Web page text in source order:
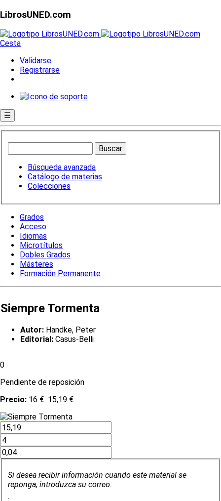
LibrosUNED.com
Cesta
Validarse
Registrarse
☰
Búsqueda avanzada
Catálogo de materias
Colecciones
Grados
Acceso
Idiomas
Microtítulos
Dobles Grados
Másteres
Formación Permanente
Siempre Tormenta
Autor: Handke, Peter
Editorial: Casus-Belli
0
Pendiente de reposición
Precio: 16 € 15,19 €
Si desea recibir información cuando este material se
reponga, introduzca su correo.
.